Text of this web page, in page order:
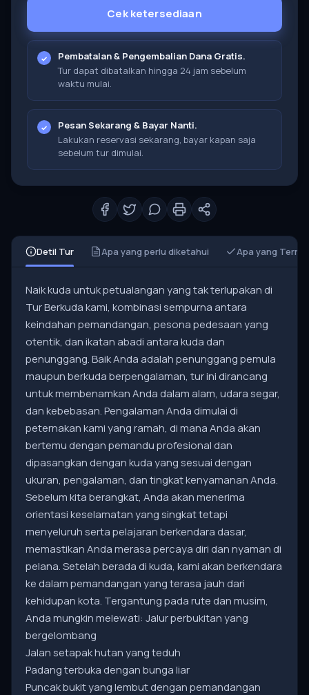
Detil Tur Apa yang perlu diketahui Apa yang
Naik kuda untuk petualangan yang tak terlupakan di
Tur Berkuda kami, kombinasi sempurna antara
keindahan pemandangan, pesona pedesaan yang
otentik, dan ikatan abadi antara kuda dan
penunggang. Baik Anda adalah penunggang pemula
maupun berkuda berpengalaman, tur ini dirancang
untuk membenamkan Anda dalam alam, udara segar,
dan kebebasan. Pengalaman Anda dimulai di
peternakan kami yang ramah, di mana Anda akan
bertemu dengan pemandu profesional dan
dipasangkan dengan kuda yang sesuai dengan
ukuran, pengalaman, dan tingkat kenyamanan Anda.
Sebelum kita berangkat, Anda akan menerima
orientasi keselamatan yang singkat tetapi
menyeluruh serta pelajaran berkendara dasar,
memastikan Anda merasa percaya diri dan nyaman di
pelana. Setelah berada di kuda, kami akan berkendara
ke dalam pemandangan yang terasa jauh dari
kehidupan kota. Tergantung pada rute dan musim,
Anda mungkin melewati: Jalur perbukitan yang
bergelombang
Jalan setapak hutan yang teduh
Padang terbuka dengan bunga liar
Puncak bukit yang lembut dengan pemandangan
Cek ketersediaan
Pembatalan & Pengembalian Dana Gratis.
Tur dapat dibatalkan hingga 24 jam sebelum
waktu mulai.
Pesan Sekarang & Bayar Nanti.
Lakukan reservasi sekarang, bayar kapan saja
sebelum tur dimulai.